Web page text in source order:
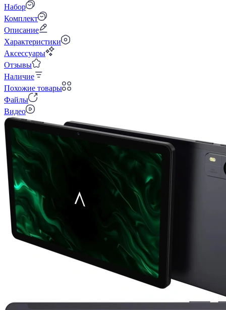
Набор
Комплект
Описание
Характеристики
Аксессуары
Отзывы
Наличие
Похожие товары
Файлы
Видео